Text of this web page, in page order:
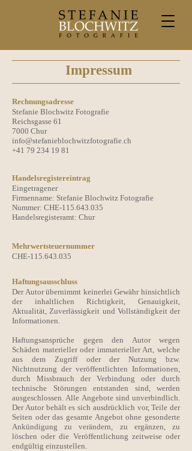
Impressum
Rechnungsadresse
Stefanie Blochwitz Fotografie
Reichsgasse 61
7000 Chur
info@stefanieblochwitzfotografie.ch
+41 79 234 19 81
Handelsregistereintrag
Eingetragener
Firmenname: Stefanie Blochwitz Fotografie
Nummer: CHE-115.643.035
Handelsregisteramt: Chur
Mehrwertsteuernummer
CHE-115.643.035
Haftungsausschluss
Der Autor übernimmt keinerlei Gewähr hinsichtlich
der inhaltlichen Richtigkeit, Genauigkeit,
Aktualität, Zuverlässigkeit und Vollständigkeit der
Informationen.
Haftungsansprüche gegen den Autor wegen
Schäden materieller oder immaterieller Art, welche
aus dem Zugriff oder der Nutzung bzw.
Nichtnutzung der veröffentlichten Informationen,
durch Missbrauch der Verbindung oder durch
technische Störungen entstanden sind, werden
ausgeschlossen. Alle Angebote sind unverbindlich.
Der Autor behält es sich ausdrücklich vor, Teile der
Seiten oder das gesamte Angebot ohne gesonderte
Ankündigung zu verändern, zu ergänzen, zu
löschen oder die Veröffentlichung zeitweise oder
endgültig einzustellen.